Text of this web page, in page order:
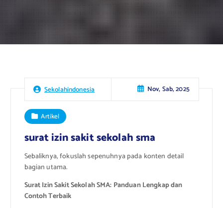
Sekolahindonesia Nov, Sab, 2025
Artikel
surat izin sakit sekolah sma
Sebaliknya, fokuslah sepenuhnya pada konten detail
bagian utama.
Surat Izin Sakit Sekolah SMA: Panduan Lengkap dan
Contoh Terbaik